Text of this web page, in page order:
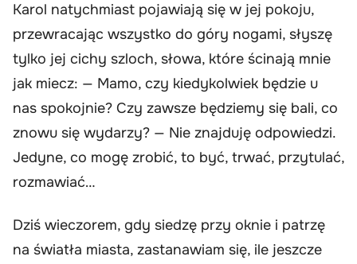
Karol natychmiast pojawiają się w jej pokoju,
przewracając wszystko do góry nogami, słyszę
tylko jej cichy szloch, słowa, które ścinają mnie
jak miecz: — Mamo, czy kiedykolwiek będzie u
nas spokojnie? Czy zawsze będziemy się bali, co
znowu się wydarzy? — Nie znajduję odpowiedzi.
Jedyne, co mogę zrobić, to być, trwać, przytulać,
rozmawiać…
Dziś wieczorem, gdy siedzę przy oknie i patrzę
na światła miasta, zastanawiam się, ile jeszcze